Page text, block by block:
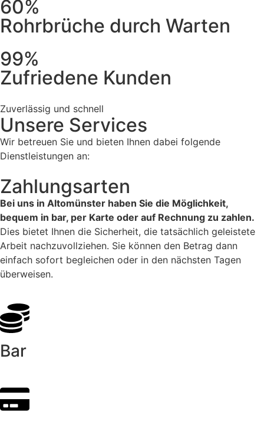
60%
Rohrbrüche durch Warten
99%
Zufriedene Kunden
Zuverlässig und schnell
Unsere Services
Wir betreuen Sie und bieten Ihnen dabei folgende
Dienstleistungen an:
Zahlungsarten
Bei uns in Altomünster haben Sie die Möglichkeit,
bequem in bar, per Karte oder auf Rechnung zu zahlen.
Dies bietet Ihnen die Sicherheit, die tatsächlich geleistete
Arbeit nachzuvollziehen. Sie können den Betrag dann
einfach sofort begleichen oder in den nächsten Tagen
überweisen.
Bar